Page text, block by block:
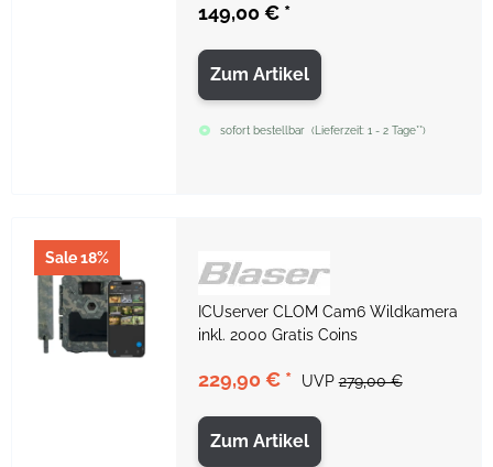
149,00 € *
Zum Artikel
sofort bestellbar ( Lieferzeit:1 - 2 Tage**)
Sale 18%
ICUserver CLOM Cam6 Wildkamera
inkl. 2000 Gratis Coins
229,90 € * UVP 279,00 €
Zum Artikel